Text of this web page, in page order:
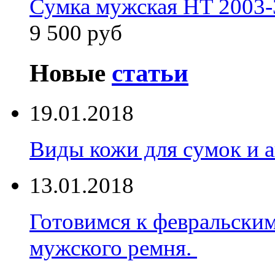
Сумка мужская HT
9 500 руб
Новые статьи
19.01.2018
Виды кожи для сумок и
13.01.2018
Готовимся к
мужского ремня.